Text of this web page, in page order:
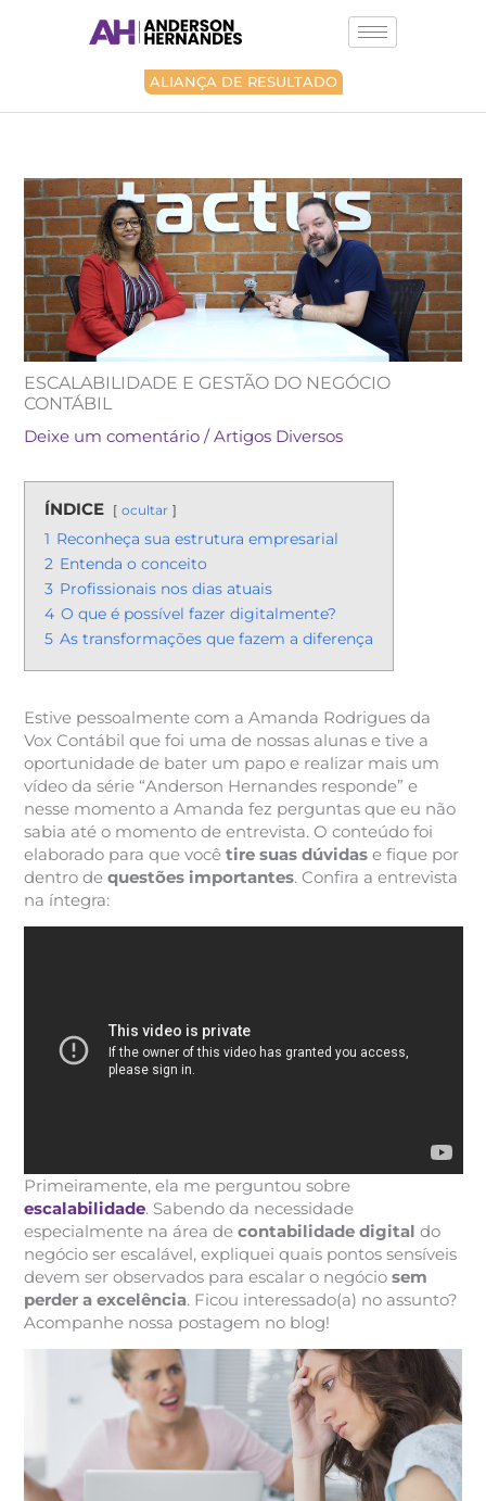
ALIANÇA DE RESULTADO
ESCALABILIDADE E GESTÃO DO NEGÓCIO
CONTÁBIL
Deixe um comentário /Artigos Diversos
ÍNDICE ocultar
1 Reconheça sua estrutura empresarial
2 Entenda o conceito
3 Profissionais nos dias atuais
4 O que é possível fazer digitalmente?
5 As transformações que fazem a diferença
Estive pessoalmente com a Amanda Rodrigues da
Vox Contábil que foi uma de nossas alunas e tive a
oportunidade de bater um papo e realizar mais um
vídeo da série “Anderson Hernandes responde” e
nesse momento a Amanda fez perguntas que eu não
sabia até o momento de entrevista. O conteúdo foi
elaborado para que você tire suas dúvidase fique por
dentro dequestões importantes. Confira a entrevista
na íntegra:
Primeiramente, ela me perguntou sobre
escalabilidade. Sabendo da necessidade
especialmente na área decontabilidade digital do
negócio ser escalável, expliquei quais pontos sensíveis
devem ser observados para escalar o negócio sem
perder a excelência. Ficou interessado(a) no assunto?
Acompanhe nossa postagem no blog!